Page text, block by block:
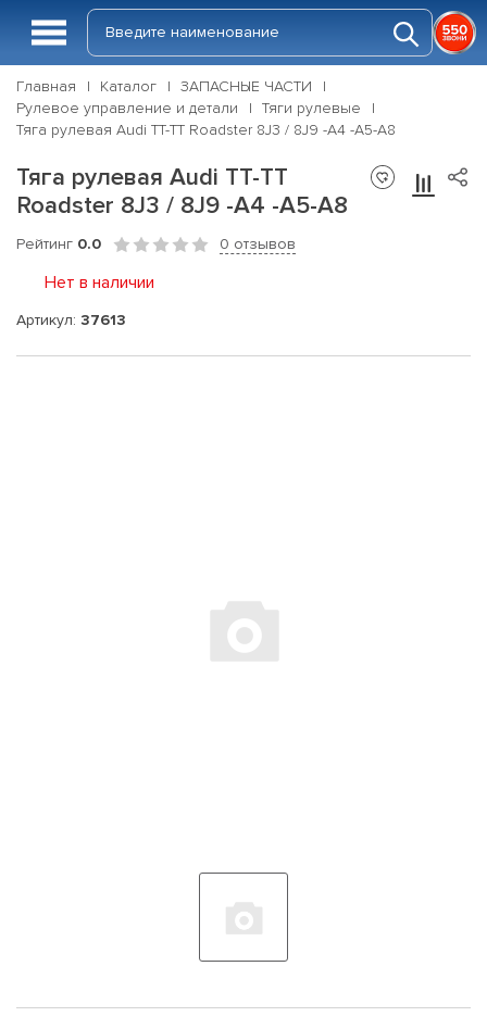
Главная Каталог
ЗАПАСНЫЕ ЧАСТИ
Рулевое управление и детали
Тяги рулевые
Тяга рулевая Audi TT-TT Roadster 8J3 / 8J9 -A4 -A5-A8
Тяга рулевая Audi TT-TT
Roadster 8J3 / 8J9 -A4 -A5-A8
Рейтинг 0.0 0 отзывов
Нет в наличии
Артикул: 37613